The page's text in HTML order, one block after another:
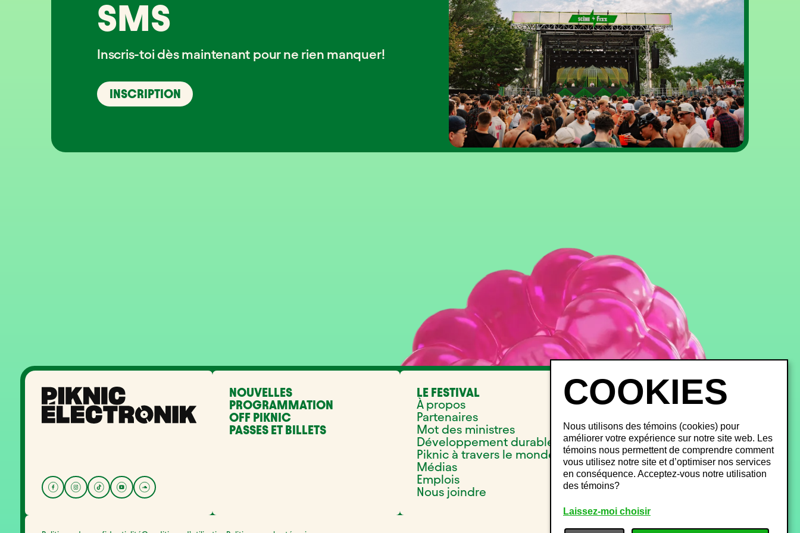
SMS
Inscris-toi dès maintenant pour ne rien manquer!
INSCRIPTION
NOUVELLES
PROGRAMMATION
OFF PIKNIC
PASSES ET BILLETS
LE FESTIVAL
À propos
Partenaires
Mot des ministres
Développement durable
Piknic à travers le monde
Médias
Emplois
Nous joindre
INFOS FESTIVALIERS
FAQ
Gestion du bruit
Plan de site
Nous utilisons des témoins (cookies) pour
améliorer votre expérience sur notre site web. Les
témoins nous permettent de comprendre comment
vous utilisez notre site et d’optimiser nos services
en conséquence. Acceptez-vous notre utilisation
des témoins?
Laissez-moi choisir